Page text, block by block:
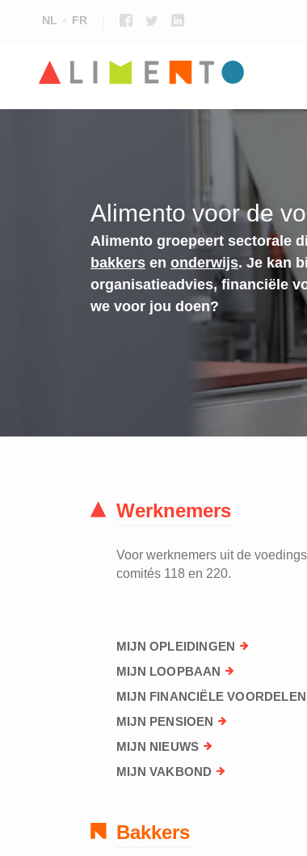
NL FR
Alimento voor de
Alimento groepeert sectorale
bakkers en onderwijs. Je kan
organisatieadvies, financiële
we voor jou doen?
Werknemers
Voor werknemers uit de
comités 118 en 220.
MIJN OPLEIDINGEN
MIJN LOOPBAAN
MIJN FINANCIËLE VOORDELEN
MIJN PENSIOEN
MIJN NIEUWS
MIJN VAKBOND
Bakkers